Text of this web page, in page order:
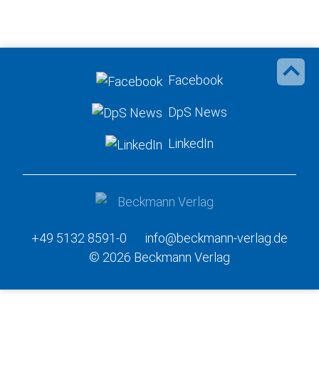
Facebook
DpS News
LinkedIn
+49 5132 8591-0
info@beckmann-verlag.de
© 2026 Beckmann Verlag